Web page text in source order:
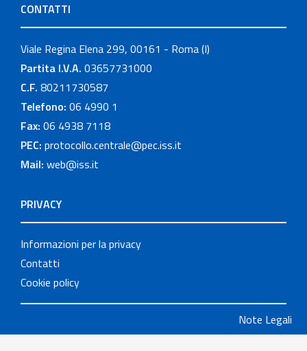
CONTATTI
Viale Regina Elena 299, 00161 - Roma (I)
Partita I.V.A. 03657731000
C.F. 80211730587
Telefono: 06 4990 1
Fax: 06 4938 7118
PEC: protocollo.centrale@pec.iss.it
Mail: web@iss.it
PRIVACY
Informazioni per la privacy
Contatti
Cookie policy
Note Legali